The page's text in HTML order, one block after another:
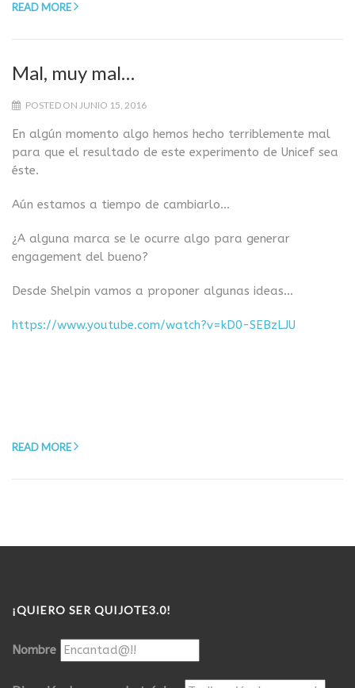
READ MORE
Mal, muy mal…
POSTED ON JUNIO 15, 2016
En algún momento algo hemos hecho terriblemente mal
para que el resultado de este experimento de Unicef sea
éste.
Aún estamos a tiempo de cambiarlo…
¿A alguna marca se le ocurre algo para generar
engagement del bueno?
Desde Shelpin vamos a proponer algunas ideas…
https://www.youtube.com/watch?v=kD0-SEBzLJU
READ MORE
¡QUIERO SER QUIJOTE3.0!
Nombre